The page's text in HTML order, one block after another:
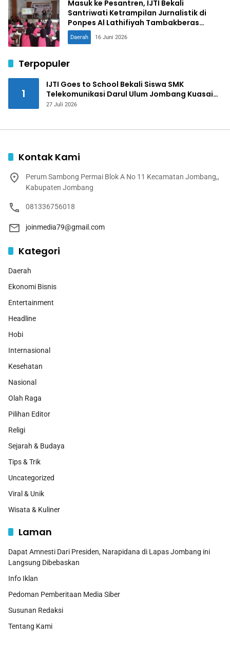
Masuk ke Pesantren, IJTI Bekali
Santriwati Ketrampilan Jurnalistik di
Ponpes Al Lathifiyah Tambakberas
Jombang
Daerah 16 Juni 2026
Terpopuler
1
IJTI Goes to School Bekali Siswa SMK
Telekomunikasi Darul Ulum Jombang Kuasai
Jurnalistik Digital
27 Juli 2026
Kontak Kami
Perum Sambong Permai Blok A No 11 Kecamatan Jombang,,
Kabupaten Jombang
081336756018
joinmedia79@gmail.com
Kategori
Daerah
Ekonomi Bisnis
Entertainment
Headline
Hobi
Internasional
Kesehatan
Nasional
Olah Raga
Pilihan Editor
Religi
Sejarah & Budaya
Tips & Trik
Uncategorized
Viral & Unik
Wisata & Kuliner
Laman
Dapat Amnesti Dari Presiden, Narapidana di Lapas Jombang ini
Langsung Dibebaskan
Info Iklan
Pedoman Pemberitaan Media Siber
Susunan Redaksi
Tentang Kami